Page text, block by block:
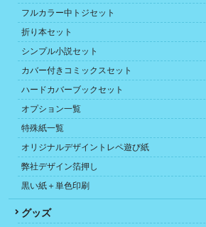
フルカラー中トジセット
折り本セット
シンプル小説セット
カバー付きコミックスセット
ハードカバーブックセット
オプション一覧
特殊紙一覧
オリジナルデザイントレペ遊び紙
弊社デザイン箔押し
黒い紙＋単色印刷
グッズ